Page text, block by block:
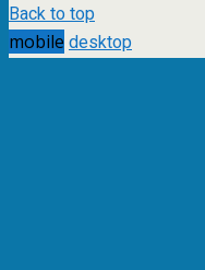
Back to top
mobile desktop